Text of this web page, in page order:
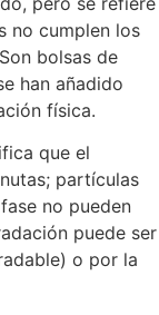
no cumplen los
bolsas de
han añadido
física.
que el
partículas
no pueden
puede ser
o por la